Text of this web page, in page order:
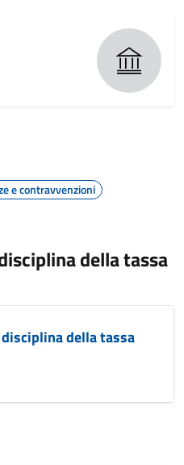
e contravvenzioni
della tassa
della tassa